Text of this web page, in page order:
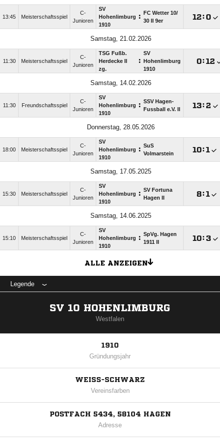
13:45 Meisterschaftsspiel
C-
Junioren
SV
Hohenlimburg
1910
:
FC Wetter 10/​
30 II 9er
: 
Samstag, 21.02.2026
11:30 Meisterschaftsspiel
C-
Junioren
TSG Fußb.
Herdecke II
zg.
:
SV
Hohenlimburg
1910
:
Samstag, 14.02.2026
11:30 Freundschaftsspiel
C-
Junioren
SV
Hohenlimburg
1910
: SSV Hagen-
Fussball e.V. II
: 
Donnerstag, 28.05.2026
18:00 Meisterschaftsspiel
C-
Junioren
SV
Hohenlimburg
1910
: SuS
Volmarstein
:
Samstag, 17.05.2025
15:30 Meisterschaftsspiel
C-
Junioren
SV
Hohenlimburg
1910
: SV Fortuna
Hagen II
:
Samstag, 14.06.2025
15:10 Meisterschaftsspiel
C-
Junioren
SV
Hohenlimburg
1910
: SpVg. Hagen
1911 II
: 
ALLE ANZEIGEN
Legende
SV 10 HOHENLIMBURG
Westfalen
1910
Gründungsjahr
WEISS-SCHWARZ
Vereinsfarben
POSTFACH 5434, 58104 HAGEN
Adresse